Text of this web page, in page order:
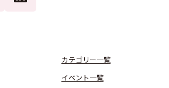
カテゴリー一覧
イベント一覧